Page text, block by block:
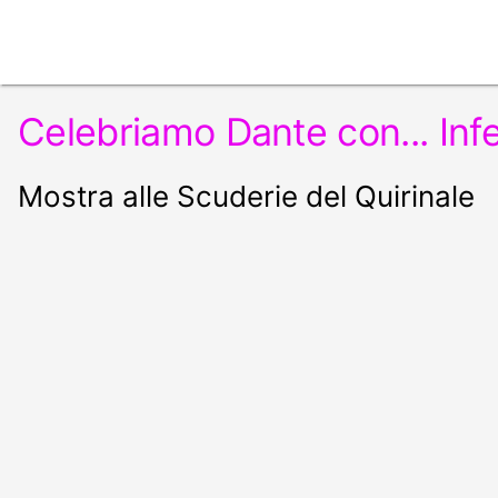
Celebriamo Dante con...
Mostra alle Scuderie del Quirinale